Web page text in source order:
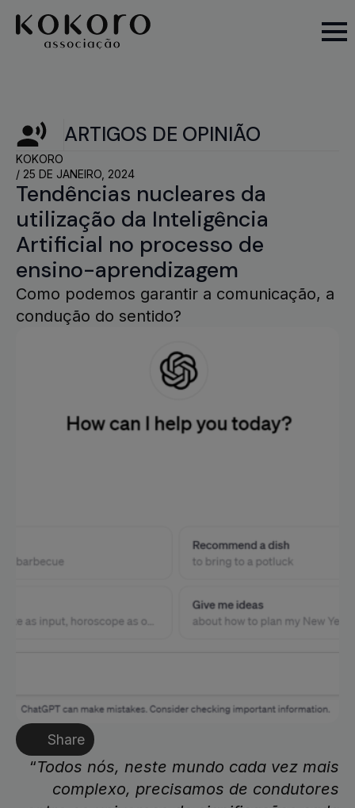
ARTIGOS DE OPINIÃO
KOKORO
/ 25 DE JANEIRO, 2024
Tendências nucleares da
utilização da Inteligência
Artificial no processo de
ensino-aprendizagem
Como podemos garantir a comunicação, a
condução do sentido?
Share
“Todos nós, neste mundo cada vez mais
complexo, precisamos de condutores